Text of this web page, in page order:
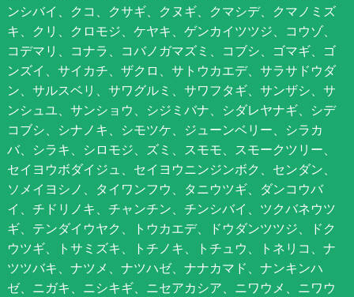
ンシバイ、クコ、クサギ、クヌギ、クマシデ、クマノミズ
キ、クリ、クロモジ、ケヤキ、ゲンカイツツジ、コウゾ、
コデマリ、コナラ、コバノガマズミ、コブシ、ゴマギ、ゴ
ンズイ、サイカチ、ザクロ、サトウカエデ、サラサドウダ
ン、サルスベリ、サワグルミ、サワフタギ、サンザシ、サ
ンシュユ、サンショウ、シジミバナ、シダレヤナギ、シデ
コブシ、シナノキ、シモツケ、ジューンベリー、シラカ
バ、シラキ、シロモジ、ズミ、スモモ、スモークツリー、
セイヨウボダイジュ、セイヨウニンジンボク、センダン、
ソメイヨシノ、タイワンフウ、タニウツギ、ダンコウバ
イ、チドリノキ、チャンチン、チンシバイ、ツクバネウツ
ギ、テンダイウヤク、トウカエデ、ドウダンツツジ、ドク
ウツギ、トサミズキ、トチノキ、トチュウ、トネリコ、ナ
ツツバキ、ナツメ、ナツハゼ、ナナカマド、ナンキンハ
ゼ、ニガキ、ニシキギ、ニセアカシア、ニワウメ、ニワウ